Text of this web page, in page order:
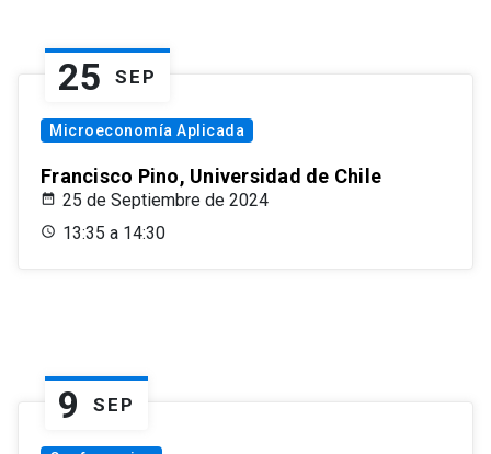
25 SEP
Microeconomía Aplicada
Francisco Pino, Universidad de Chile
25 de Septiembre de 2024
13:35 a 14:30
9 SEP